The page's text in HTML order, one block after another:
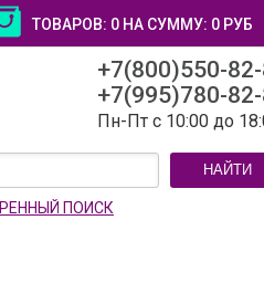
ТОВАРОВ: 0 НА СУММУ: 0 РУБ
И ОПЛАТА
И СТАТЬИ
+7(800)550-
+7(995)780-
Пн-Пт с 10:00 до
НАЙТИ
ПОИСК